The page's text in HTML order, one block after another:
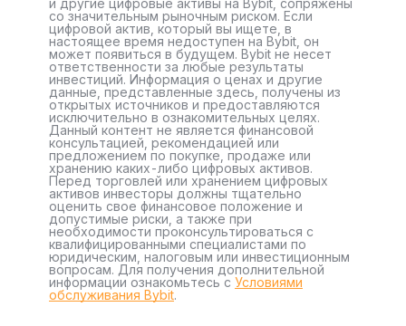
и другие цифровые активы на Bybit, сопряжены
со значительным рыночным риском. Если
цифровой актив, который вы ищете, в
настоящее время недоступен на Bybit, он
может появиться в будущем. Bybit не несет
ответственности за любые результаты
инвестиций. Информация о ценах и другие
данные, представленные здесь, получены из
открытых источников и предоставляются
исключительно в ознакомительных целях.
Данный контент не является финансовой
консультацией, рекомендацией или
предложением по покупке, продаже или
хранению каких-либо цифровых активов.
Перед торговлей или хранением цифровых
активов инвесторы должны тщательно
оценить свое финансовое положение и
допустимые риски, а также при
необходимости проконсультироваться с
квалифицированными специалистами по
юридическим, налоговым или инвестиционным
вопросам. Для получения дополнительной
информации ознакомьтесь с Условиями
обслуживания Bybit.